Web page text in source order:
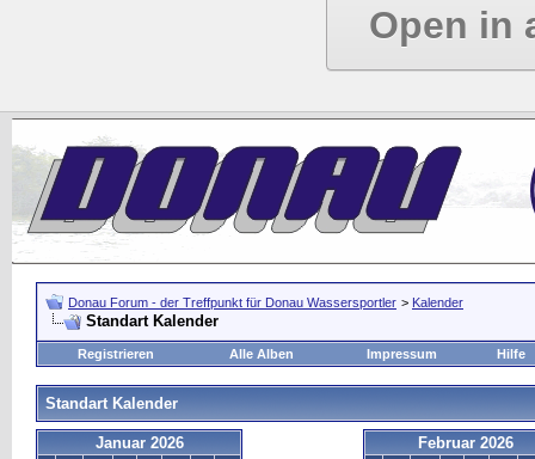
Open in
Donau Forum - der Treffpunkt für Donau Wassersportler > Kalender
Standart Kalender
Registrieren Alle Alben Impressum Hilfe
Standart Kalender
Januar 2026 Februar 2026